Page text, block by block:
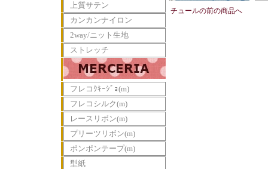
上質サテン
カンカンナイロン
2way/ニット生地
ストレッチ
フレコｸｷｰｼﾞｮ(m)
フレコシルク(m)
レースリボン(m)
プリーツリボン(m)
ポンポンテープ(m)
型紙
チュールの前の商品へ